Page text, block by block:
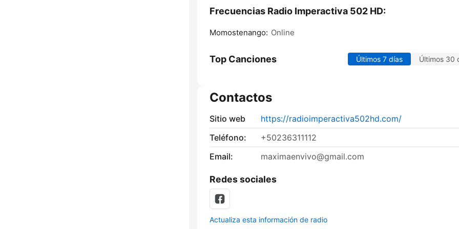
Frecuencias Radio Imperactiva 502 HD:
Momostenango: Online
Top Canciones Últimos 7 días Últimos 30
Contactos
Sitio web
https://radioimperactiva502hd.com/
Teléfono:
+50236311112
Email:
maximaenvivo@gmail.com
Redes sociales
Actualiza esta información de radio